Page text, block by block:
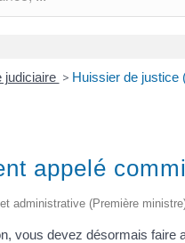
judiciaire > Huissier de justice
appelé
administrative (Première
vous devez désormais